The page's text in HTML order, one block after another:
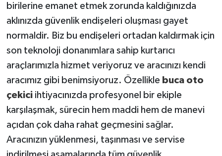
birilerine emanet etmek zorunda kaldığınızda
aklınızda güvenlik endişeleri oluşması gayet
normaldir. Biz bu endişeleri ortadan kaldırmak için
son teknoloji donanımlara sahip kurtarıcı
araçlarımızla hizmet veriyoruz ve aracınızı kendi
aracımız gibi benimsiyoruz. Özellikle buca oto
çekiciihtiyacınızda profesyonel bir ekiple
karşılaşmak, sürecin hem maddi hem de manevi
açıdan çok daha rahat geçmesini sağlar.
Aracınızın yüklenmesi, taşınması ve servise